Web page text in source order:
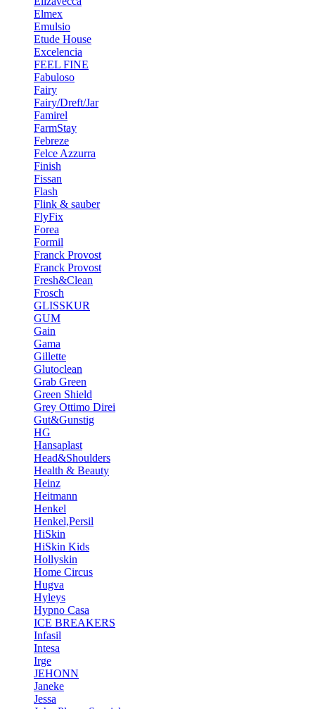
Elmex
Emulsio
Etude House
Excelencia
FEEL FINE
Fabuloso
Fairy
Fairy/Dreft/Jar
Famirel
FarmStay
Febreze
Felce Azzurra
Finish
Fissan
Flash
Flink & sauber
FlyFix
Forea
Formil
Franck Provost
Franck Provost
Fresh&Clean
Frosch
GLISSKUR
GUM
Gain
Gama
Gillette
Glutoclean
Grab Green
Green Shield
Grey Ottimo Direi
Gut&Gunstig
HG
Hansaplast
Head&Shoulders
Health & Beauty
Heinz
Heitmann
Henkel
Henkel,Persil
HiSkin
HiSkin Kids
Hollyskin
Home Circus
Hugva
Hyleys
Hypno Casa
ICE BREAKERS
Infasil
Intesa
Irge
JEHONN
Janeke
Jessa